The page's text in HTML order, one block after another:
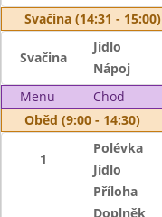
Svačina (14:31 - 15:00)
Svačina
Jídlo
Nápoj
Menu
Chod
Oběd (9:00 - 14:30)
1
Polévka
Jídlo
Příloha
Doplněk